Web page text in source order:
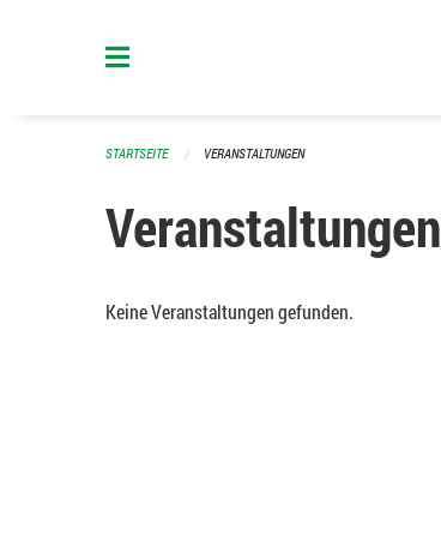
STARTSEITE VERANSTALTUNGEN
Veranstaltungen
Keine Veranstaltungen gefunden.